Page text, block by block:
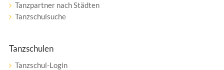
Tanzpartner nach Städten
Tanzschulsuche
Tanzschulen
Tanzschul-Login